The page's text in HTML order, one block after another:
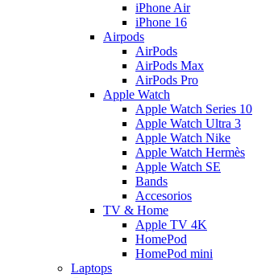
iPhone Air
iPhone 16
Airpods
AirPods
AirPods Max
AirPods Pro
Apple Watch
Apple Watch Series 10
Apple Watch Ultra 3
Apple Watch Nike
Apple Watch Hermès
Apple Watch SE
Bands
Accesorios
TV & Home
Apple TV 4K
HomePod
HomePod mini
Laptops